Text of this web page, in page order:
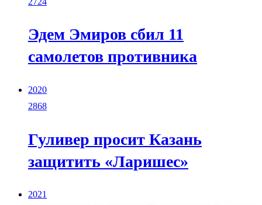
Эдем Эмиров сбил 11
самолетов противника
2020
2868
Гуливер просит Казань
защитить «Ларишес»
2021